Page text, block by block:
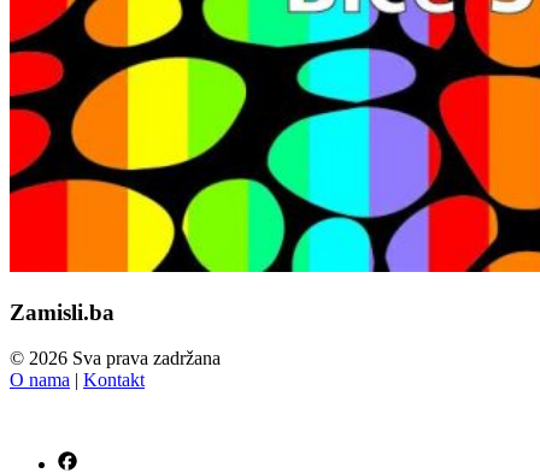
Zamisli.ba
© 2026 Sva prava zadržana
O nama | Kontakt